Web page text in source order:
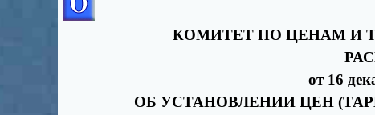
КОМИТЕТ ПО ЦЕНАМ И
от 16
ОБ УСТАНОВЛЕНИИ ЦЕН